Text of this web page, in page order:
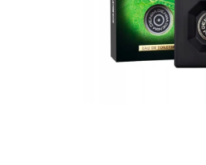
PAPIEROVÁ HYGIENA A UTIERKY